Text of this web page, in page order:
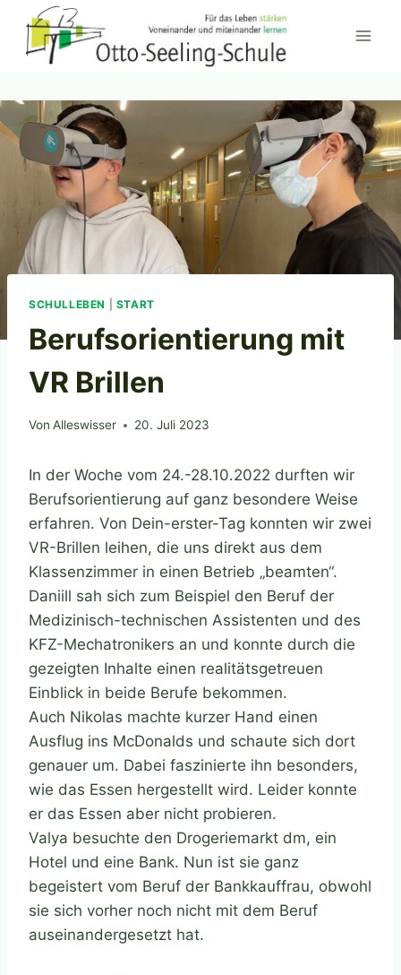
Inhalt
springen
SCHULLEBEN START
Berufsorientierung mit
VR Brillen
Von Alleswisser 20. Juli 2023
In der Woche vom 24.-28.10.2022 durften wir
Berufsorientierung auf ganz besondere Weise
erfahren. Von Dein-erster-Tag konnten wir zwei
VR-Brillen leihen, die uns direkt aus dem
Klassenzimmer in einen Betrieb „beamten“.
Daniill sah sich zum Beispiel den Beruf der
Medizinisch-technischen Assistenten und des
KFZ-Mechatronikers an und konnte durch die
gezeigten Inhalte einen realitätsgetreuen
Einblick in beide Berufe bekommen.
Auch Nikolas machte kurzer Hand einen
Ausflug ins McDonalds und schaute sich dort
genauer um. Dabei faszinierte ihn besonders,
wie das Essen hergestellt wird. Leider konnte
er das Essen aber nicht probieren.
Valya besuchte den Drogeriemarkt dm, ein
Hotel und eine Bank. Nun ist sie ganz
begeistert vom Beruf der Bankkauffrau, obwohl
sie sich vorher noch nicht mit dem Beruf
auseinandergesetzt hat.